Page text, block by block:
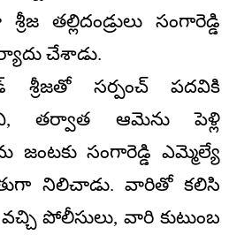
తల్లిదండ్రులు సంగారెడ్డి
చేశాడు.
శ్రీజతో సర్పంచ్‌ పదవికి
తర్వాత ఆమెను పెళ్లి
జంటకు సంగారెడ్డి ఎమ్మెల్యే
నిలిచాడు. వారితో కలిసి
పోలీసులు, వారి కుటుంబ